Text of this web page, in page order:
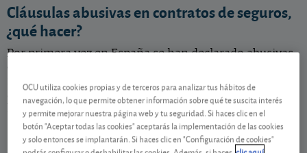
Cláusulas abusivas en contratos de seguros,
¿qué hacer?
Por primera vez en España se han declarado abusivas
incluidos los de ahorro. Si usted tiene algún seguro de
ahorro, le explicamos cómo puede afectarle y qué
hacer en su beneficio
OCU utiliza cookies propias y de terceros para analizar tus hábitos de
navegación, lo que permite obtener información sobre qué te suscita interés
y permite mejorar nuestra página web y tu seguridad. Si haces clic en el
botón "Aceptar todas las cookies" aceptarás la implementación de las cookies
y solo entonces se implantarán. Si haces clic en "Configuración de cookies"